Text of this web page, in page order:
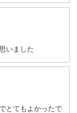
いました
とてもよかったで